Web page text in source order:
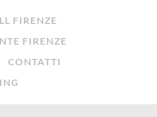
FIRENZE
FIRENZE
CONTATTI